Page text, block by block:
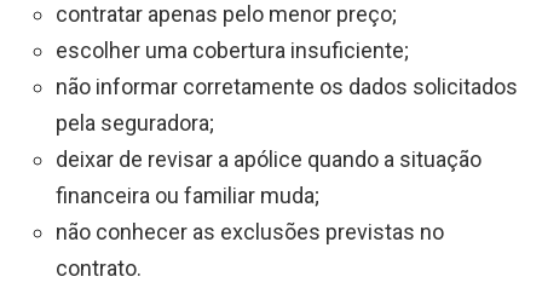
contratar apenas pelo menor preço;
escolher uma cobertura insuficiente;
não informar corretamente os dados solicitados
pela seguradora;
deixar de revisar a apólice quando a situação
financeira ou familiar muda;
não conhecer as exclusões previstas no
contrato.